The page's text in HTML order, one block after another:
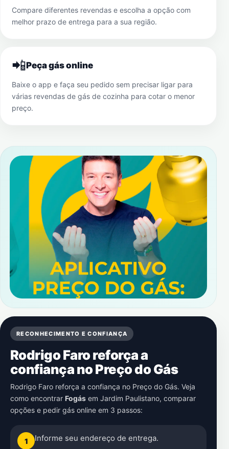
Compare diferentes revendas e escolha a opção com
melhor prazo de entrega para a sua região.
📲Peça gás online
Baixe o app e faça seu pedido sem precisar ligar para
várias revendas de gás de cozinha para cotar o menor
preço.
RECONHECIMENTO E CONFIANÇA
Rodrigo Faro reforça a
confiança no Preço do Gás
Rodrigo Faro reforça a confiança no Preço do Gás. Veja
como encontrar Fogás em Jardim Paulistano, comparar
opções e pedir gás online em 3 passos:
1 Informe seu endereço de entrega.